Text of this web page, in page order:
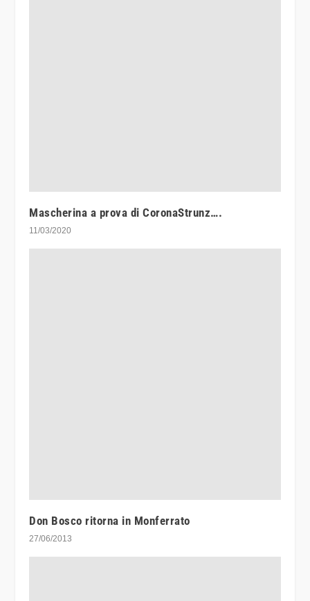
Mascherina a prova di CoronaStrunz….
11/03/2020
Don Bosco ritorna in Monferrato
27/06/2013